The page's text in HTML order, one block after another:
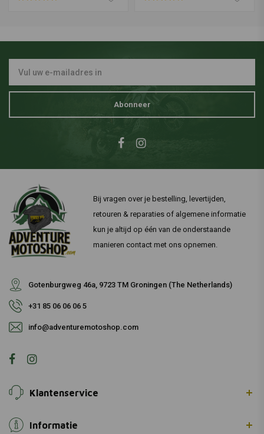
Abonneer
Bij vragen over je bestelling, levertijden,
retouren & reparaties of algemene informatie
kun je altijd op één van de onderstaande
manieren contact met ons opnemen.
Gotenburgweg 46a, 9723 TM Groningen (The Netherlands)
+31 85 06 06 06 5
info@adventuremotoshop.com
Klantenservice
Informatie